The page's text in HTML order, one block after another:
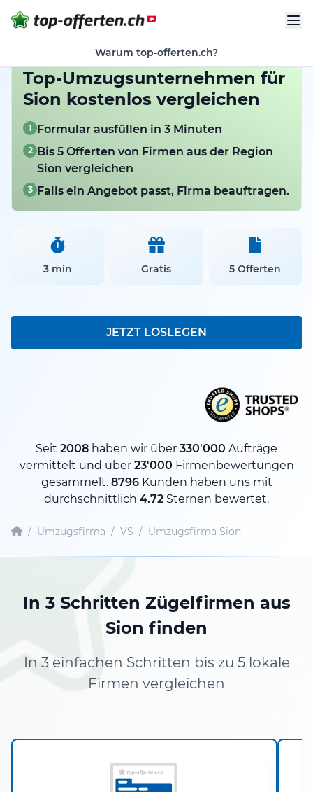
Warum top-offerten.ch?
Top-Umzugsunternehmen für
Sion kostenlos vergleichen
1 Formular ausfüllen in 3 Minuten
2 Bis 5 Offerten von Firmen aus der Region
Sion vergleichen
3 Falls ein Angebot passt, Firma beauftragen.
3 min Gratis 5 Offerten
JETZT LOSLEGEN
Seit 2008 haben wir über 330'000 Aufträge
vermittelt und über 23'000 Firmenbewertungen
gesammelt. 8796Kunden haben uns mit
durchschnittlich 4.72 Sternen bewertet.
/ Umzugsfirma / VS / Umzugsfirma Sion
In 3 Schritten Zügelfirmen aus
Sion finden
In 3 einfachen Schritten bis zu 5 lokale
Firmen vergleichen